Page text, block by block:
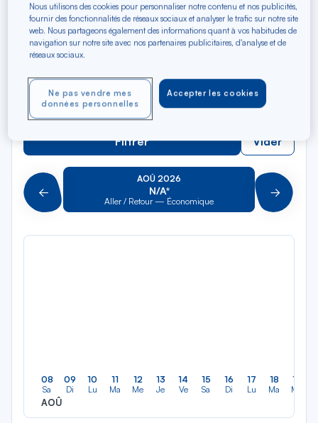
la
liste
Vers
Pour aller vers
Type de trajet
Aller-Retour Aller simple
Filtrer Vider
Précédent
AOÛ 2026
N/A*
Aller / Retour — Économique Suivant
08
Sa
AOÛ
09
Di
10
Lu
11
Ma
12
Me
13
Je
14
Ve
15
Sa
16
Di
17
Lu
18
Ma
19
Me
Nous utilisons des cookies pour personnaliser notre contenu et nos publicités,
fournir des fonctionnalités de réseaux sociaux et analyser le trafic sur notre site
web. Nous partageons également des informations quant à vos habitudes de
navigation sur notre site avec nos partenaires publicitaires, d'analyse et de
réseaux sociaux.
Accepter les cookies
Ne pas vendre mes
données personnelles